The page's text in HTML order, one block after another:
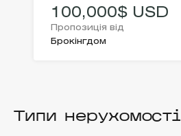
100,000$ USD
Пропозиція від
Брокінгдом
Типи нерухомості